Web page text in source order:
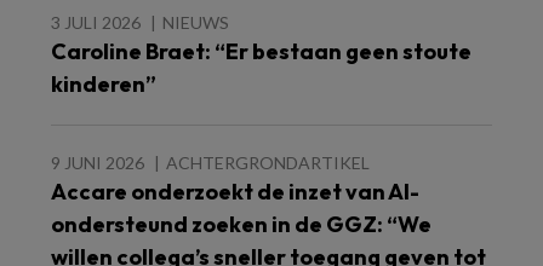
3 JULI 2026 NIEUWS
Caroline Braet: “Er bestaan geen stoute
kinderen”
9 JUNI 2026 ACHTERGRONDARTIKEL
Accare onderzoekt de inzet van AI-
ondersteund zoeken in de GGZ: “We
willen collega’s sneller toegang geven tot